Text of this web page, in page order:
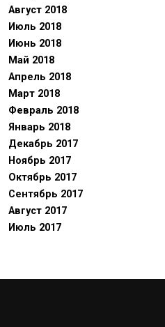
Август 2018
Июль 2018
Июнь 2018
Май 2018
Апрель 2018
Март 2018
Февраль 2018
Январь 2018
Декабрь 2017
Ноябрь 2017
Октябрь 2017
Сентябрь 2017
Август 2017
Июль 2017